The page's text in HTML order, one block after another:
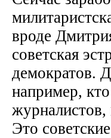
вроде
советская
демократов.
например,
журналистов,
Это